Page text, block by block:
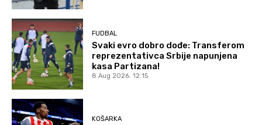
FUDBAL
Svaki evro dobro dođe: Transferom
reprezentativca Srbije napunjena
kasa Partizana!
8 Aug 2026. 12:15
KOŠARKA